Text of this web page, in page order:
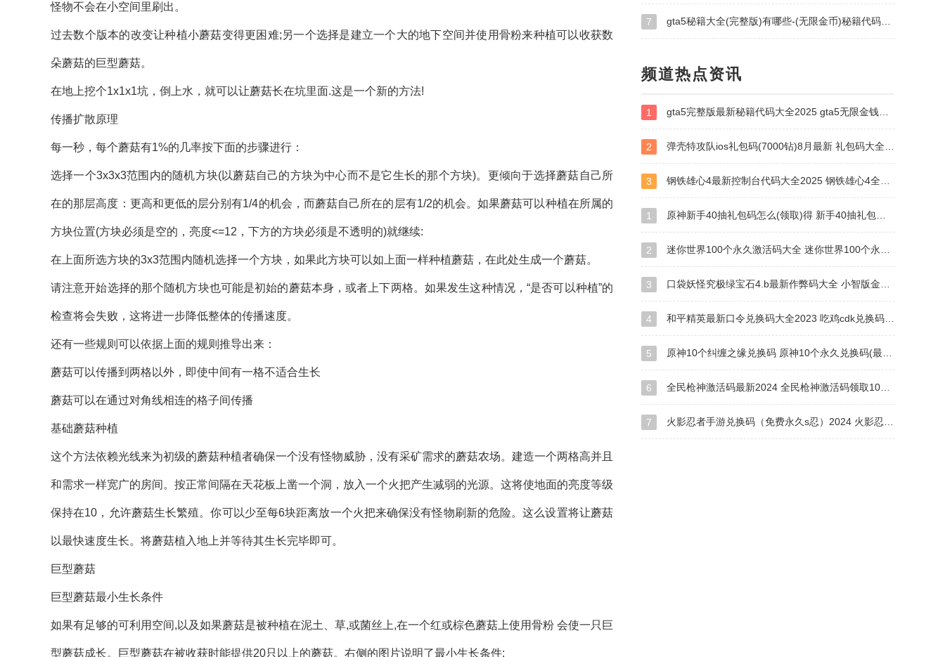
怪物不会在小空间里刷出。
过去数个版本的改变让种植小蘑菇变得更困难;另一个选择是建立一个大的地下空间并使用骨粉来种植可以收获数
朵蘑菇的巨型蘑菇。
在地上挖个1x1x1坑，倒上水，就可以让蘑菇长在坑里面.这是一个新的方法!
传播扩散原理
每一秒，每个蘑菇有1%的几率按下面的步骤进行：
选择一个3x3x3范围内的随机方块(以蘑菇自己的方块为中心而不是它生长的那个方块)。更倾向于选择蘑菇自己所
在的那层高度：更高和更低的层分别有1/4的机会，而蘑菇自己所在的层有1/2的机会。如果蘑菇可以种植在所属的
方块位置(方块必须是空的，亮度<=12，下方的方块必须是不透明的)就继续:
在上面所选方块的3x3范围内随机选择一个方块，如果此方块可以如上面一样种植蘑菇，在此处生成一个蘑菇。
请注意开始选择的那个随机方块也可能是初始的蘑菇本身，或者上下两格。如果发生这种情况，“是否可以种植”的
检查将会失败，这将进一步降低整体的传播速度。
还有一些规则可以依据上面的规则推导出来：
蘑菇可以传播到两格以外，即使中间有一格不适合生长
蘑菇可以在通过对角线相连的格子间传播
基础蘑菇种植
这个方法依赖光线来为初级的蘑菇种植者确保一个没有怪物威胁，没有采矿需求的蘑菇农场。建造一个两格高并且
和需求一样宽广的房间。按正常间隔在天花板上凿一个洞，放入一个火把产生减弱的光源。这将使地面的亮度等级
保持在10，允许蘑菇生长繁殖。你可以少至每6块距离放一个火把来确保没有怪物刷新的危险。这么设置将让蘑菇
以最快速度生长。将蘑菇植入地上并等待其生长完毕即可。
巨型蘑菇
巨型蘑菇最小生长条件
如果有足够的可利用空间,以及如果蘑菇是被种植在泥土、草,或菌丝上,在一个红或棕色蘑菇上使用骨粉 会使一只巨
型蘑菇成长。巨型蘑菇在被收获时能提供20只以上的蘑菇。右侧的图片说明了最小生长条件:
7 gta5秘籍大全(完整版)有哪些-(无限金币)秘籍代码大全
频道热点资讯
1 gta5完整版最新秘籍代码大全2025 gta5无限金钱及武器秘籍代码汇总
2 弹壳特攻队ios礼包码(7000钻)8月最新 礼包码大全2025
3 钢铁雄心4最新控制台代码大全2025 钢铁雄心4全部代码秘籍汇总
1 原神新手40抽礼包码怎么(领取)得 新手40抽礼包码2023
2 迷你世界100个永久激活码大全 迷你世界100个永久激活码最新版(有效)
3 口袋妖怪究极绿宝石4.b最新作弊码大全 小智版金手指作弊码2023汇总
4 和平精英最新口令兑换码大全2023 吃鸡cdk兑换码(兰博基尼)永久有效
5 原神10个纠缠之缘兑换码 原神10个永久兑换码(最新6.0)
6 全民枪神激活码最新2024 全民枪神激活码领取1000000点券
7 火影忍者手游兑换码（免费永久s忍）2024 火影忍者手游兑换码永久有效2024